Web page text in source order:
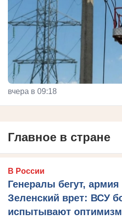
вчера в 09:18
Главное в стране
В России
Генералы бегут, армия
Зеленский врет: ВСУ
испытывают